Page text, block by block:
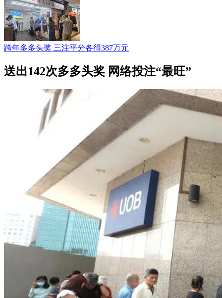
跨年多多头奖 三注平分各得387万元
送出142次多多头奖 网络投注“最旺”